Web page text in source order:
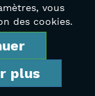
vous
des cookies.
plus